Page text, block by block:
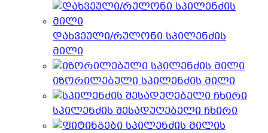
დახვეული/რულონი სპილენძის
მილი
იზორილებული სპილენძის მილი
სპილენძის შესადუღებელი ჩხირი